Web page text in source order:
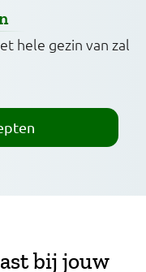
hele gezin van zal
bij jouw